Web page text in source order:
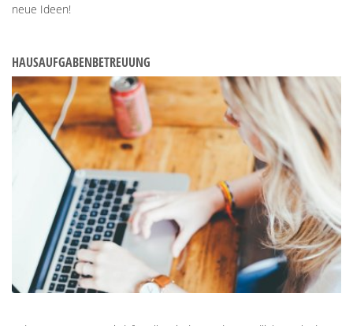
neue Ideen!
HAUSAUFGABENBETREUUNG